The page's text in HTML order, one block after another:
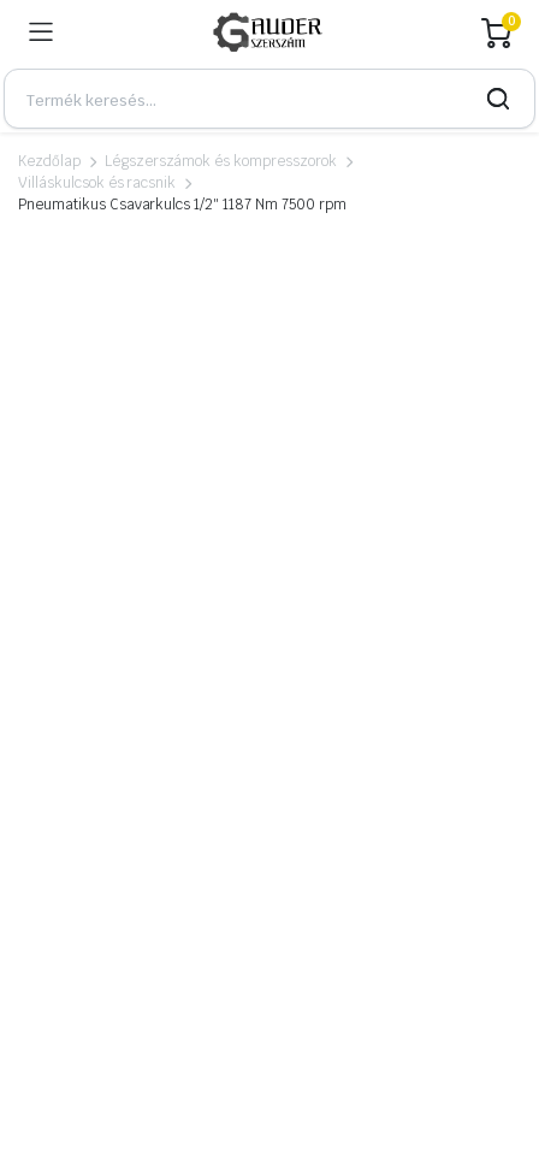
0
Kezdőlap
Légszerszámok és kompresszorok
Villáskulcsok és racsnik
Pneumatikus Csavarkulcs 1/2″ 1187 Nm 7500 rpm